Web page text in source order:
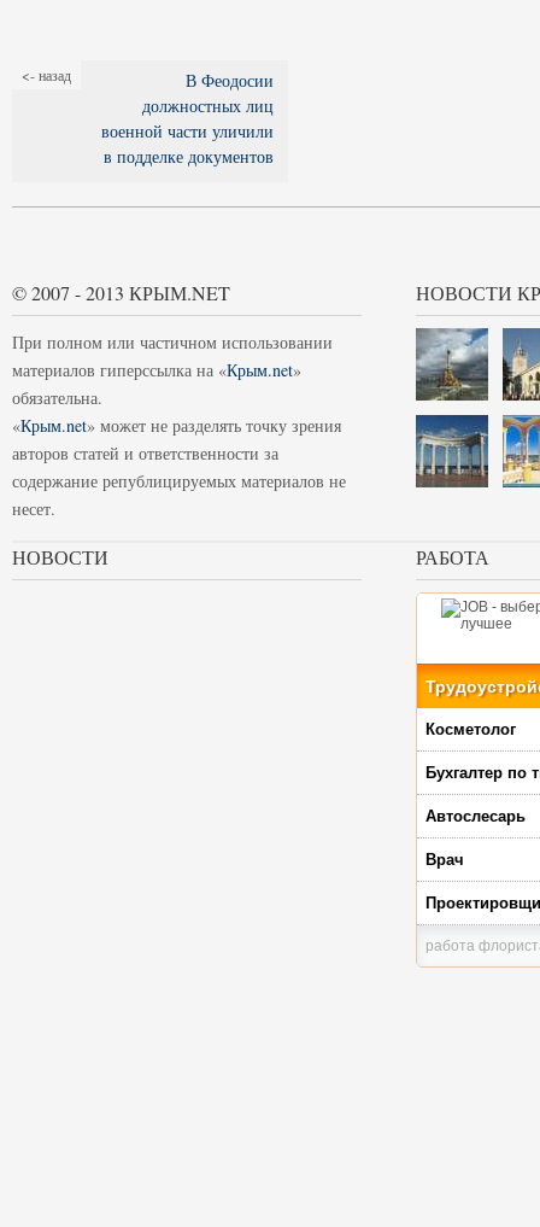
<- назад
В Феодосии
должностных лиц
военной части уличили
в подделке документов
© 2007 - 2013 КРЫМ.NET
При полном или частичном использовании
материалов гиперссылка на «Крым.net»
обязательна.
«Крым.net» может не разделять точку зрения
авторов статей и ответственности за
содержание републицируемых материалов не
несет.
НОВОСТИ
НОВОСТИ РАБОТА
Косметолог
Бухгалтер по
Автослесарь
Врач
работа